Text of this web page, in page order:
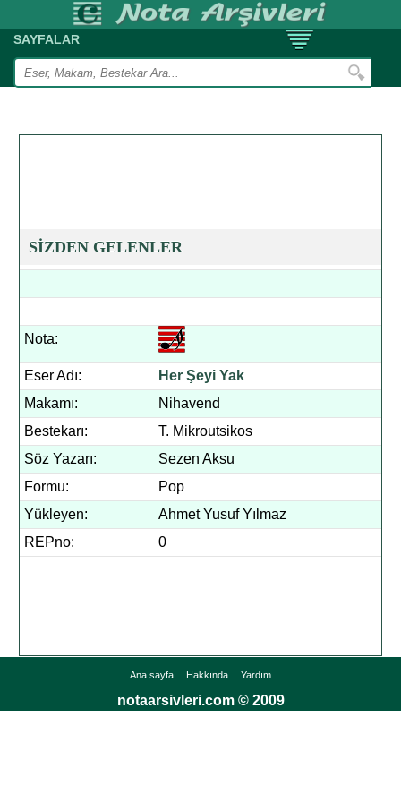
SAYFALAR
SİZDEN GELENLER
Nota:
Eser Adı:
Her Şeyi Yak
Makamı:
Nihavend
Bestekarı:
T. Mikroutsikos
Söz Yazarı:
Sezen Aksu
Formu:
Pop
Yükleyen:
Ahmet Yusuf Yılmaz
REPno:
0
Ana sayfa Hakkında Yardım
notaarsivleri.com © 2009